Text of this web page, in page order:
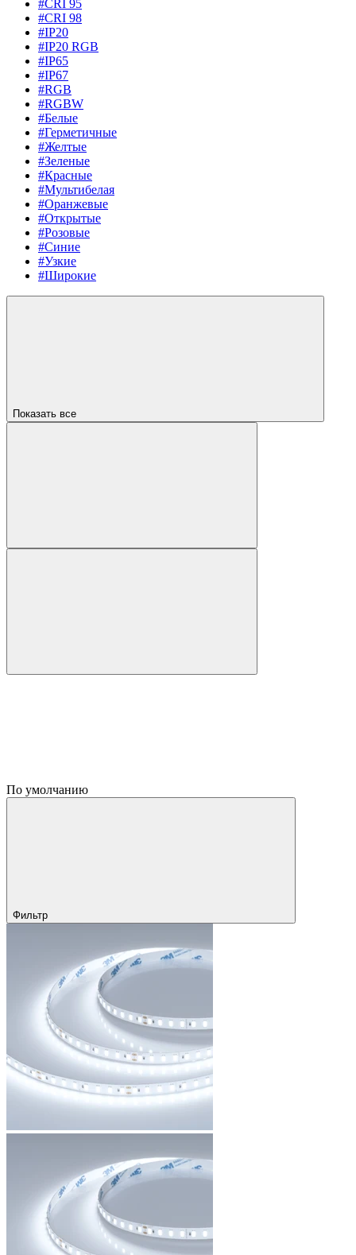
#CRI 95
#CRI 98
#IP20
#IP20 RGB
#IP65
#IP67
#RGB
#RGBW
#Белые
#Герметичные
#Желтые
#Зеленые
#Красные
#Мультибелая
#Оранжевые
#Открытые
#Розовые
#Синие
#Узкие
#Широкие
Показать все
По умолчанию
Фильтр